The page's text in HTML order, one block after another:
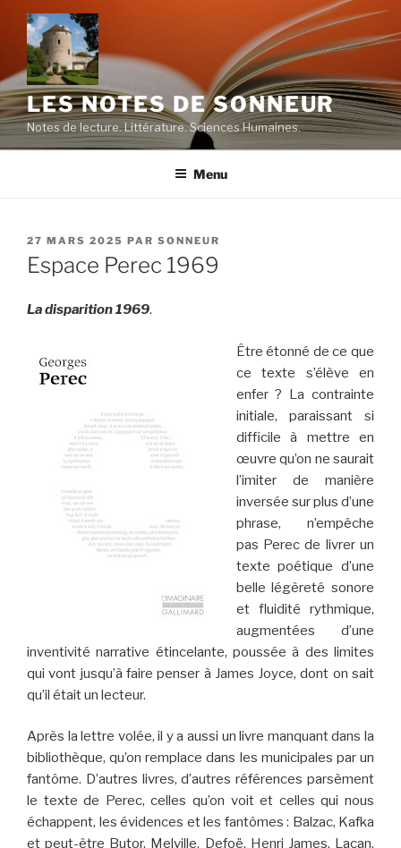
contenu
principal
LES NOTES DE SONNEUR
Notes de lecture. Littérature. Sciences Humaines.
Menu
PUBLIÉ
LE
27 MARS 2025 PAR SONNEUR
Espace Perec 1969
La disparition 1969.
Être étonné de ce que
ce texte s’élève en
enfer ? La contrainte
initiale, paraissant si
difficile à mettre en
œuvre qu’on ne saurait
l’imiter de manière
inversée sur plus d’une
phrase, n’empêche
pas Perec de livrer un
texte poétique d’une
belle légèreté sonore
et fluidité rythmique,
augmentées d’une
inventivité narrative étincelante, poussée à des limites
qui vont jusqu’à faire penser à James Joyce, dont on sait
qu’il était un lecteur.
Après la lettre volée, il y a aussi un livre manquant dans la
bibliothèque, qu’on remplace dans les municipales par un
fantôme. D’autres livres, d’autres références parsèment
le texte de Perec, celles qu’on voit et celles qui nous
échappent, les évidences et les fantômes : Balzac, Kafka
et peut-être Butor, Melville, Defoë, Henri James, Lacan,